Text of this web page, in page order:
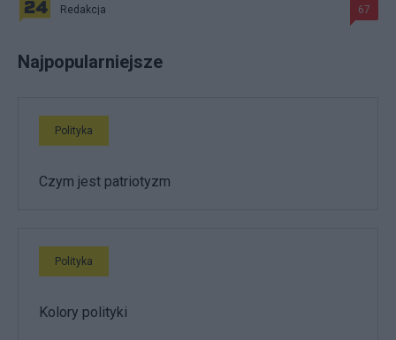
Redakcja 67
Najpopularniejsze
Polityka
Czym jest patriotyzm
Polityka
Kolory polityki